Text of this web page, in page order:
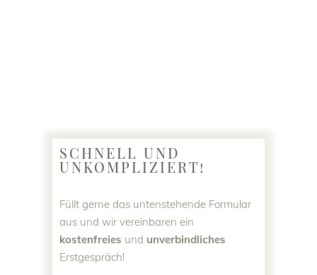
SCHNELL UND
UNKOMPLIZIERT!
Füllt gerne das untenstehende Formular
aus und wir vereinbaren ein
kostenfreies und unverbindliches
Erstgespräch!